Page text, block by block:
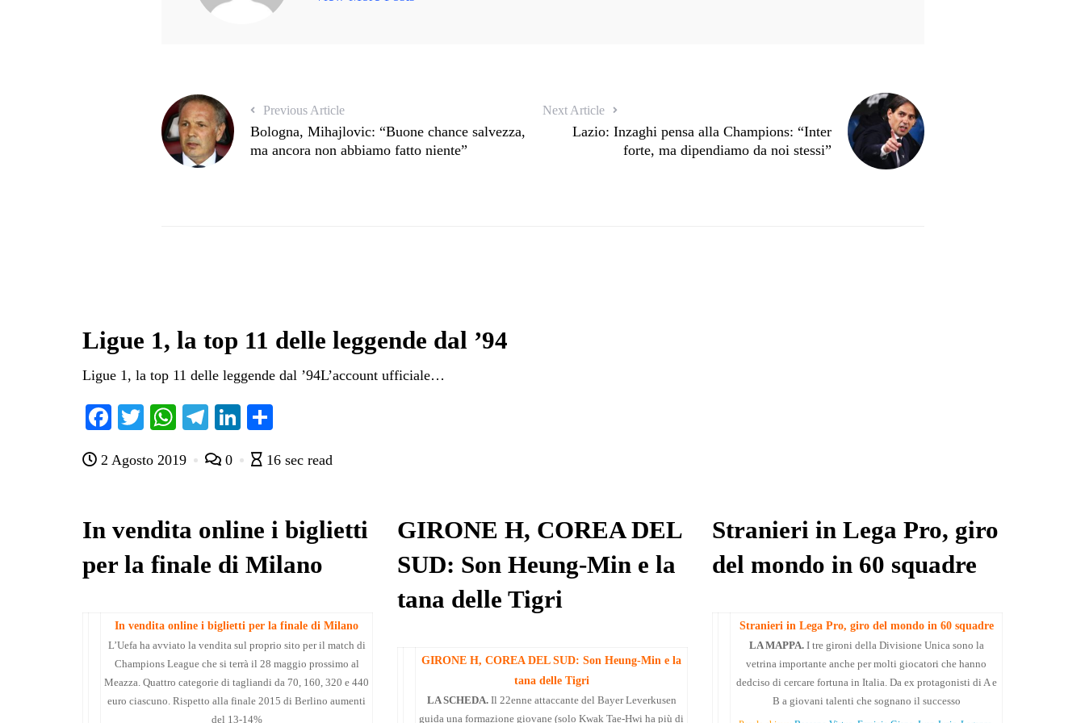
Previous Article
Bologna, Mihajlovic: “Buone chance salvezza,
ma ancora non abbiamo fatto niente”
Next Article
Lazio: Inzaghi pensa alla Champions: “Inter
forte, ma dipendiamo da noi stessi”
Ligue 1, la top 11 delle leggende dal ’94
Ligue 1, la top 11 delle leggende dal ’94L’account ufficiale…
Fa
bo
T
tte
W
ts
pp
Te
gr
m
Li
ed di
di
2 Agosto 2019 0 16 sec read
In vendita online i biglietti
per la finale di Milano
In vendita online i biglietti per la finale di Milano
L’Uefa ha avviato la vendita sul proprio sito per il match di
Champions League che si terrà il 28 maggio prossimo al
Meazza. Quattro categorie di tagliandi da 70, 160, 320 e 440
euro ciascuno. Rispetto alla finale 2015 di Berlino aumenti
del 13-14%
GIRONE H, COREA DEL
SUD: Son Heung-Min e la
tana delle Tigri
GIRONE H, COREA DEL SUD: Son Heung-Min e la
tana delle Tigri
LA SCHEDA.Il 22enne attaccante del Bayer Leverkusen
guida una formazione giovane (solo Kwak Tae-Hwi ha più di
Stranieri in Lega Pro, giro
del mondo in 60 squadre
Stranieri in Lega Pro, giro del mondo in 60 squadre
LA MAPPA.I tre gironi della Divisione Unica sono la
vetrina importante anche per molti giocatori che hanno
dedciso di cercare fortuna in Italia. Da ex protagonisti di A e
B a giovani talenti che sognano il successo